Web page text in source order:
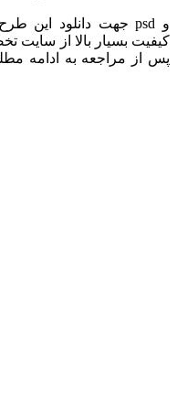
جهت دانلود این
کیفیت بسیار بالا از سایت
پس از مراجعه به ادامه